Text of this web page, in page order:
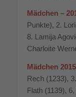
Mädchen –
Punkte), 2.
8. Lamija
Charloite
Mädchen
Rech (1233),
Flath (1139),